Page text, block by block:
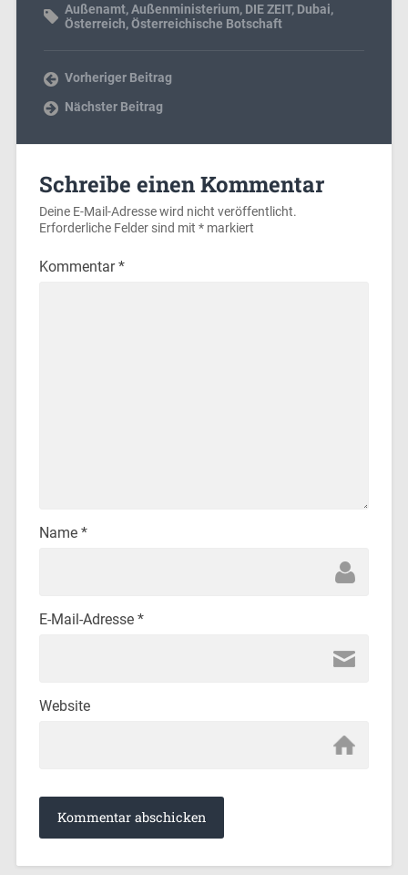
Außenamt,Außenministerium, DIE ZEIT, Dubai,
Österreich,Österreichische Botschaft
Vorheriger Beitrag
Nächster Beitrag
Schreibe einen Kommentar
Deine E-Mail-Adresse wird nicht veröffentlicht.
Erforderliche Felder sind mit *markiert
Kommentar*
Name *
E-Mail-Adresse *
Website